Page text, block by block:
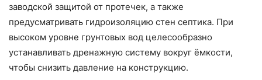
заводской защитой от протечек, а также
предусматривать гидроизоляцию стен септика. При
высоком уровне грунтовых вод целесообразно
устанавливать дренажную систему вокруг ёмкости,
чтобы снизить давление на конструкцию.